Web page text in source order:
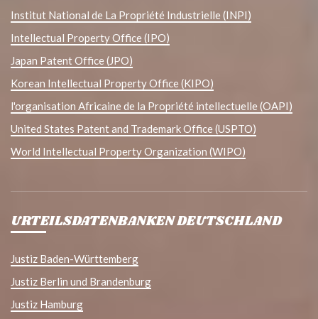
Institut National de La Propriété Industrielle (INPI)
Intellectual Property Office (IPO)
Japan Patent Office (JPO)
Korean Intellectual Property Office (KIPO)
l'organisation Africaine de la Propriété intellectuelle (OAPI)
United States Patent and Trademark Office (USPTO)
World Intellectual Property Organization (WIPO)
URTEILSDATENBANKEN DEUTSCHLAND
Justiz Baden-Württemberg
Justiz Berlin und Brandenburg
Justiz Hamburg